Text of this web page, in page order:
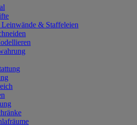
& Staffeleien